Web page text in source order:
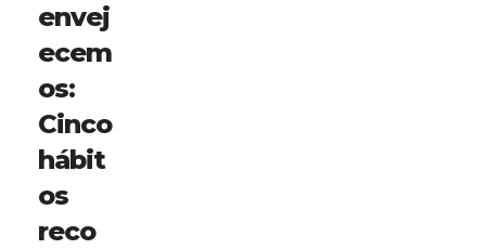
envej
ecem
os:
Cinco
hábit
os
reco